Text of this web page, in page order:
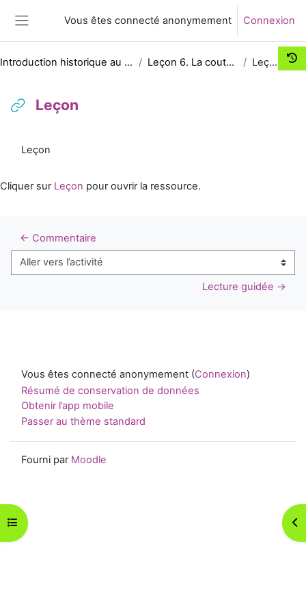
Vous êtes connecté anonymement Connexion
Ouvrir l’index du cours
Introduction historique au droit Leçon 6. La coutume Leçon
Leçon
Leçon
Cliquer sur Leçon pour ouvrir la ressource.
← Commentaire
Aller vers l’activité
Lecture guidée →
Vous êtes connecté anonymement (Connexion)
Résumé de conservation de données
Obtenir l’app mobile
Passer au thème standard
Fourni par Moodle